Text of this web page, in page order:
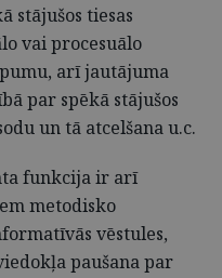
stājušos tiesas
vai procesuālo
arī jautājuma
par spēkā stājušos
un tā atcelšana u.c.
funkcija ir arī
metodisko
vēstules,
paušana par